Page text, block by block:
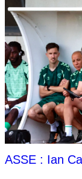
ASSE : Ian